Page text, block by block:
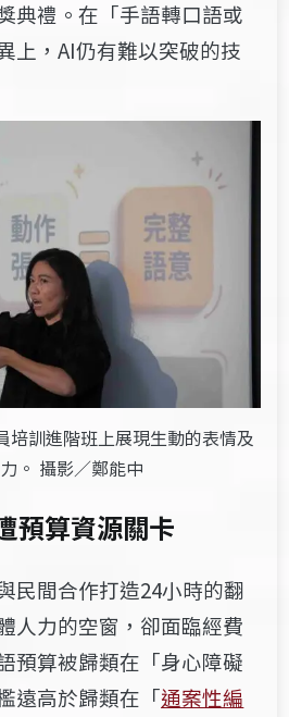
典禮。在「手語轉口語或
上，AI仍有難以突破的技
培訓進階班上展現生動的表情及
。 攝影／鄭能中
預算資源關卡
民間合作打造24小時的翻
人力的空窗，卻面臨經費
預算被歸類在「身心障礙
遠高於歸類在「通案性編